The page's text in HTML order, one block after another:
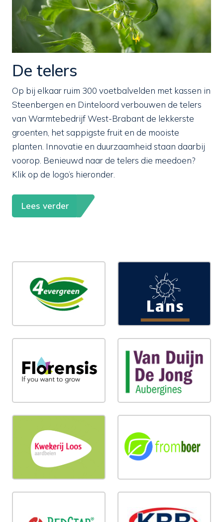
De telers
Op bij elkaar ruim 300 voetbalvelden met kassen in
Steenbergen en Dinteloord verbouwen de telers
van Warmtebedrijf West-Brabant de lekkerste
groenten, het sappigste fruit en de mooiste
planten. Innovatie en duurzaamheid staan daarbij
voorop. Benieuwd naar de telers die meedoen?
Klik op de logo’s hieronder.
Lees verder